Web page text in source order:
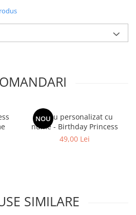
NOU
Tricou personalizat cu
nume - Birthday Princess
49,00 Lei
SIMILARE